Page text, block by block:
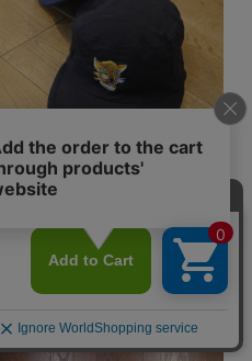
SL」　ウォッシュ加工 ワークキ
¥13,200